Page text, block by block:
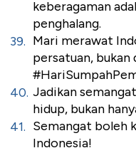
keberagaman
penghalang.
Mari merawat
persatuan, bukan
Jadikan
hidup, bukan
Semangat boleh
Indonesia!